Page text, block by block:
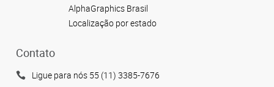
AlphaGraphics Brasil
Localização por estado
Contato
Ligue para nós 55 (11) 3385-7676